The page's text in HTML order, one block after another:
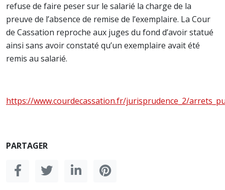
refuse de faire peser sur le salarié la charge de la
preuve de l’absence de remise de l’exemplaire. La Cour
de Cassation reproche aux juges du fond d’avoir statué
ainsi sans avoir constaté qu’un exemplaire avait été
remis au salarié.
https://www.courdecassation.fr/jurisprudence_2/
PARTAGER